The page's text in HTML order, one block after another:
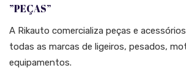
”PEÇAS”
A Rikauto comercializa peças e
todas as marcas de ligeiros, pesados,
equipamentos.